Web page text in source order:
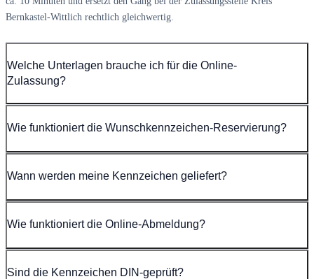
Bernkastel-Wittlich rechtlich gleichwertig.
Welche Unterlagen brauche ich für die Online-
Zulassung?
Wie funktioniert die Wunschkennzeichen-Reservierung?
Wann werden meine Kennzeichen geliefert?
Wie funktioniert die Online-Abmeldung?
Sind die Kennzeichen DIN-geprüft?